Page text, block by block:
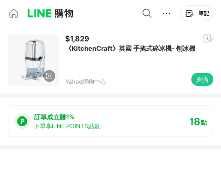
筆記
$1,829
《KitchenCraft》英國 手搖式碎冰機- 刨冰機
Yahoo購物中心 搶購
訂單成立賺1%
下單享LINE POINTS點數 18點